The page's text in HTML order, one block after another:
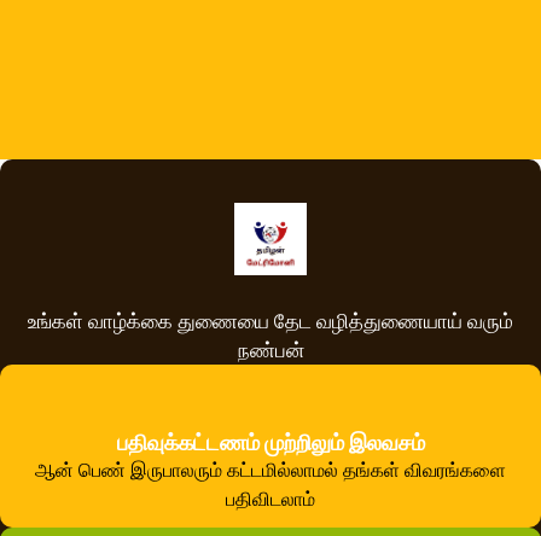
உங்கள் வாழ்க்கை துணையை தேட வழித்துணையாய் வரும்
நண்பன்
பதிவுக்கட்டணம் முற்றிலும் இலவசம்
ஆன் பெண் இருபாலரும் கட்டமில்லாமல் தங்கள் விவரங்களை
பதிவிடலாம்